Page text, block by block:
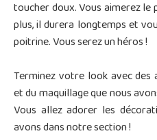
toucher doux. Vous aimerez
plus, il durera longtemps et
poitrine. Vous serez un héros !
Terminez votre look avec des
et du maquillage que nous
Vous allez adorer les
avons dans notre section !